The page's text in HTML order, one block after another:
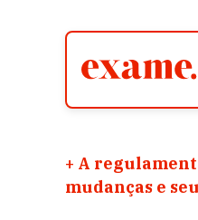
+ A
mudanças e